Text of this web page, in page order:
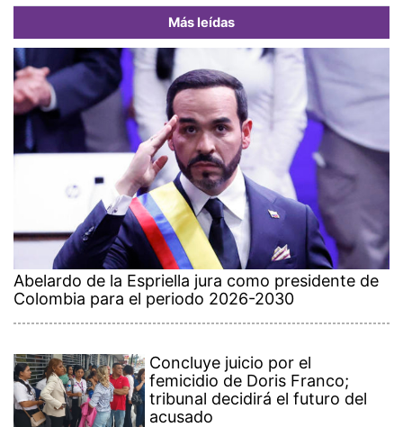
Más leídas
Abelardo de la Espriella jura como presidente de
Colombia para el periodo 2026-2030
Concluye juicio por el
femicidio de Doris Franco;
tribunal decidirá el futuro del
acusado